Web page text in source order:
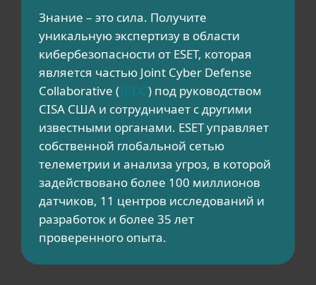
Знание – это сила. Получите
уникальную экспертизу в области
кибербезопасности от ESET, которая
является частью Joint Cyber ​​Defense
Collaborative (JCDC) под руководством
CISA США и сотрудничает с другими
известными органами. ESET управляет
собственной глобальной сетью
телеметрии и анализа угроз, в которой
задействовано более 100 миллионов
датчиков, 11 центров исследований и
разработок и более 35 лет
проверенного опыта.